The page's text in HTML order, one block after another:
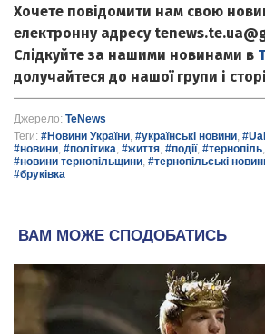
Хочете повідомити нам свою
електронну адресу
Слідкуйте за нашими новинами в
долучайтеся до нашої групи і
Джерело: TeNews
Теги: #Новини України, #українські новини,
#новини, #політика, #життя, #події, #тернопіль,
#новини тернопільщини, #тернопільські
#бруківка